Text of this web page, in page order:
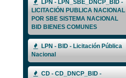
LPN - LPN_SBE_DNCP_BID -
LICITACIÓN PUBLICA NACIONAL
POR SBE SISTEMA NACIONAL
BID BIENES COMUNES
LPN - BID - Licitación Pública
Nacional
CD - CD_DNCP_BID -